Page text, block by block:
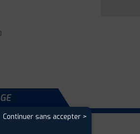
Continuer sans accepter >